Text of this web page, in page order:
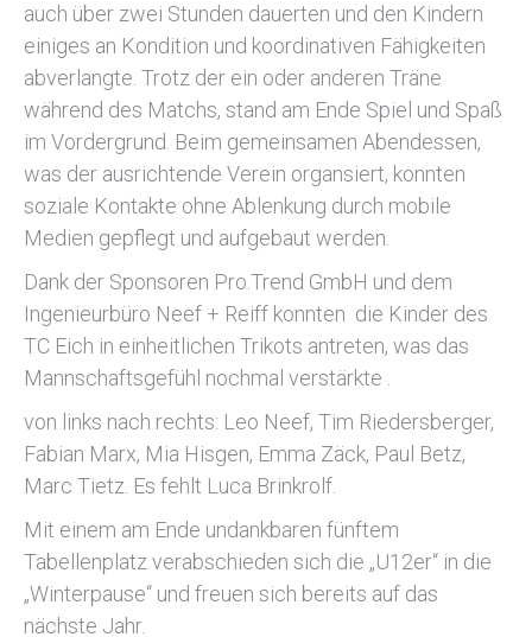
auch über zwei Stunden dauerten und den Kindern
einiges an Kondition und koordinativen Fähigkeiten
abverlangte. Trotz der ein oder anderen Träne
während des Matchs, stand am Ende Spiel und Spaß
im Vordergrund. Beim gemeinsamen Abendessen,
was der ausrichtende Verein organsiert, konnten
soziale Kontakte ohne Ablenkung durch mobile
Medien gepflegt und aufgebaut werden.
Dank der Sponsoren Pro.Trend GmbH und dem
Ingenieurbüro Neef + Reiff konnten die Kinder des
TC Eich in einheitlichen Trikots antreten, was das
Mannschaftsgefühl nochmal verstärkte .
von links nach rechts: Leo Neef, Tim Riedersberger,
Fabian Marx, Mia Hisgen, Emma Zäck, Paul Betz,
Marc Tietz. Es fehlt Luca Brinkrolf.
Mit einem am Ende undankbaren fünftem
Tabellenplatz verabschieden sich die „U12er“ in die
„Winterpause“ und freuen sich bereits auf das
nächste Jahr.